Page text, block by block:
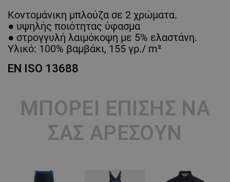
Κοντομάνικη μπλούζα σε 2 χρώματα.
● υψηλής ποιότητας ύφασμα
● στρογγυλή λαιμόκοψη με 5% ελαστάνη.
Υλικό: 100% βαμβάκι, 155 γρ./ m²
EN ISO 13688
ΜΠΟΡΕΊ ΕΠΊΣΗΣ ΝΑ
ΣΑΣ ΑΡΈΣΟΥΝ